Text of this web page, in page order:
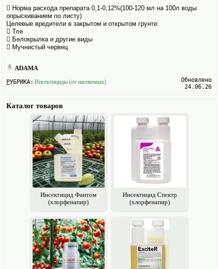
 Норма расхода препарата 0,1-0,12%(100-120 мл на 100л воды
опрыски­ванием по листу)
Целевые вредители в закрытом и открытом грунте:
 Тля
 Белокрылка и другие виды
 Мучнистый червец
ADAMA
РУБРИКА: Инсектициды (от насекомых)
Обновлено
24.06.26
Каталог товаров
Инсектицид Фантом
(хлорфенапир)
Инсектицид Спектр
(хлорфенапир)